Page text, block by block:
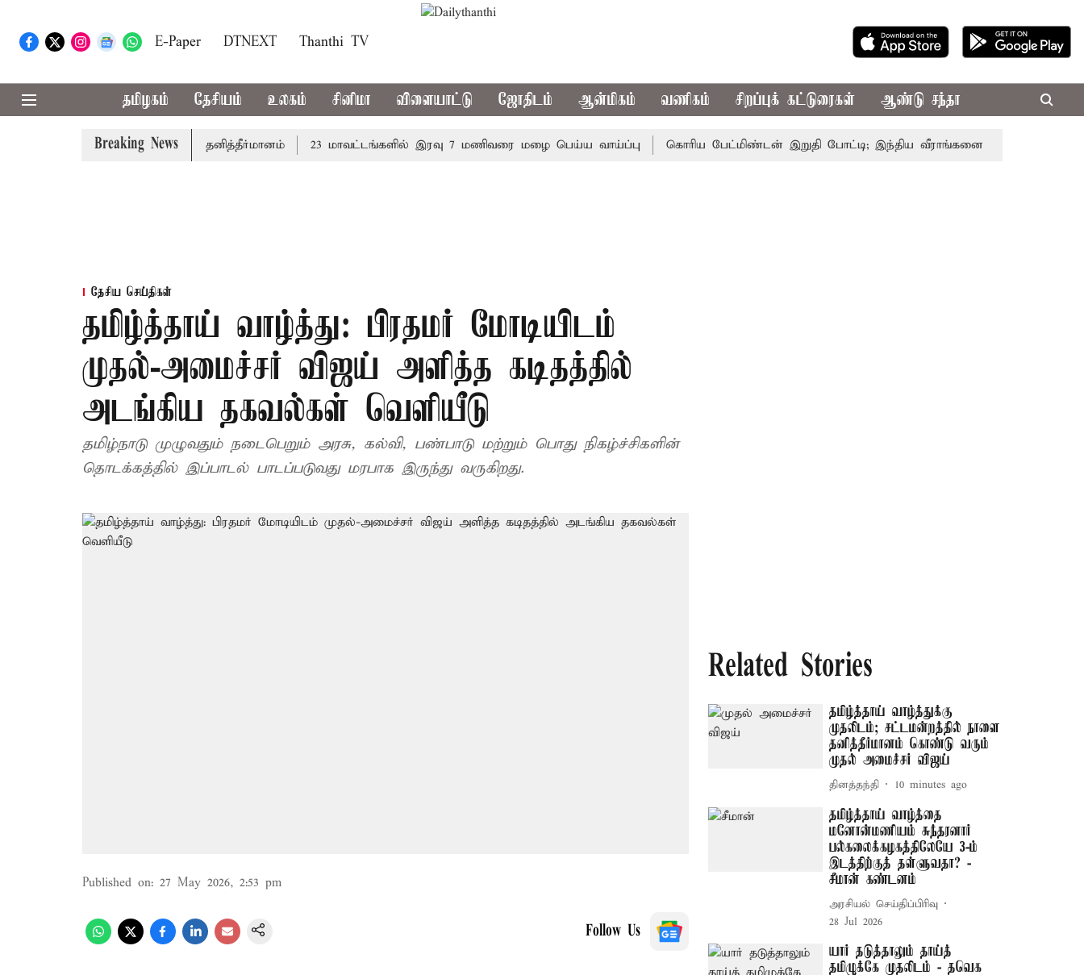
E-Paper DTNEXT Thanthi TV
தமிழகம் தேசியம் உலகம் சினிமா விளையாட்டு ஜோதிடம் ஆன்மிகம் வணிகம் சிறப்புக் கட்டுரைகள் ஆண்டு சந்தா
Breaking News
சட்டமன்றத்தில் நாளை தனித்தீர்மானம் 23 மாவட்டங்களில் இரவு 7 மணிவரை மழை பெய்ய வாய்ப்பு கொரிய பேட்மிண்டன் இறுதி போட்டி; இந்திய வீராங்கனை சாம்பியன் பட்டம்
தேசிய செய்திகள்
தமிழ்த்தாய் வாழ்த்து: பிரதமர் மோடியிடம்
முதல்-அமைச்சர் விஜய் அளித்த கடிதத்தில்
அடங்கிய தகவல்கள் வெளியீடு
தமிழ்நாடு முழுவதும் நடைபெறும் அரசு, கல்வி, பண்பாடு மற்றும் பொது நிகழ்ச்சிகளின்
தொடக்கத்தில் இப்பாடல் பாடப்படுவது மரபாக இருந்து வருகிறது.
Published on: 27 May 2026, 2:53 pm
Follow Us
Related Stories
தமிழ்த்தாய் வாழ்த்துக்கு
முதலிடம்; சட்டமன்றத்தில் நாளை
தனித்தீர்மானம் கொண்டு வரும்
முதல் அமைச்சர் விஜய்
தினத்தந்தி 10 minutes ago
தமிழ்த்தாய் வாழ்த்தை
மனோன்மணியம் சுந்தரனார்
பல்கலைக்கழகத்திலேயே 3-ம்
இடத்திற்குத் தள்ளுவதா? -
சீமான் கண்டனம்
அரசியல் செய்திப்பிரிவு
28 Jul 2026
யார் தடுத்தாலும் தாய்த்
தமிழுக்கே முதலிடம் - தவெக